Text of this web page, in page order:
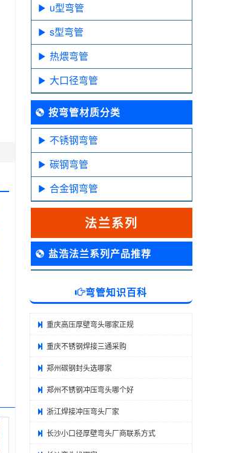
u型弯管
s型弯管
热煨弯管
大口径弯管
按弯管材质分类
不锈钢弯管
碳钢弯管
合金钢弯管
法兰系列
盐浩法兰系列产品推荐
弯管知识百科
重庆高压厚壁弯头哪家正规
重庆不锈钢焊接三通采购
郑州碳钢封头选哪家
郑州不锈钢冲压弯头哪个好
浙江焊接冲压弯头厂家
长沙小口径厚壁弯头厂商联系方式